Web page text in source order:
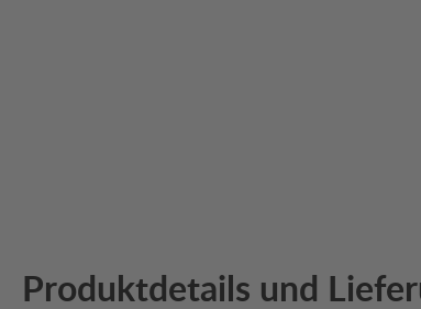
Produktdetails und